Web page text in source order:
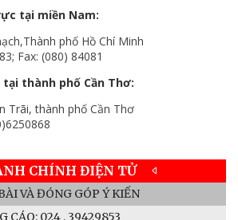
tại miền Nam:
phố Hồ Chí Minh
Fax: (080) 84081
thành phố Cần Thơ:
Trãi, thành phố Cần Thơ
CHÍNH ĐIỆN TỬ
VÀ ĐÓNG GÓP Ý KIẾN